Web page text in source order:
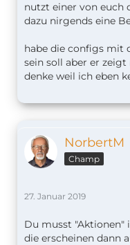
nutzt einer von euch
dazu nirgends eine
habe die configs mit
sein soll aber er
denke weil ich eben
NorbertM
Champ
27. Januar 2019
Du musst "Aktionen"
die erscheinen dann